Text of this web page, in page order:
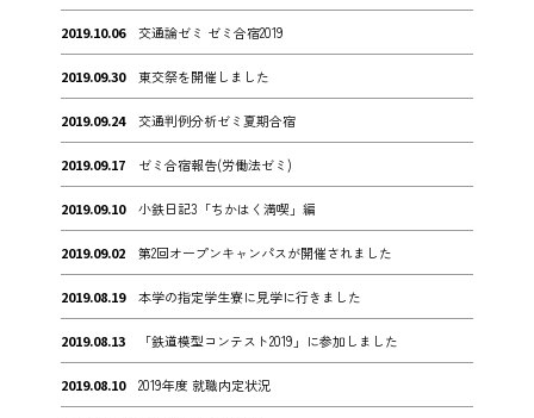
2019.10.06 交通論ゼミ ゼミ合宿2019
2019.09.30 東交祭を開催しました
2019.09.24 交通判例分析ゼミ夏期合宿
2019.09.17 ゼミ合宿報告(労働法ゼミ)
2019.09.10 小鉄日記3「ちかはく満喫」編
2019.09.02 第2回オープンキャンパスが開催されました
2019.08.19 本学の指定学生寮に見学に行きました
2019.08.13 「鉄道模型コンテスト2019」に参加しました
2019.08.10 2019年度 就職内定状況